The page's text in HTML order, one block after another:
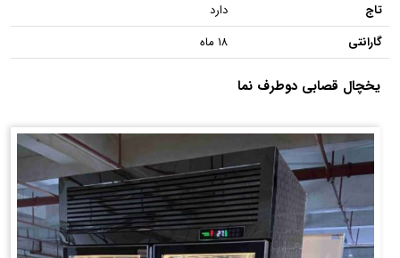
تاج
دارد
گارانتی
۱۸ ماه
یخچال قصابی دوطرف نما